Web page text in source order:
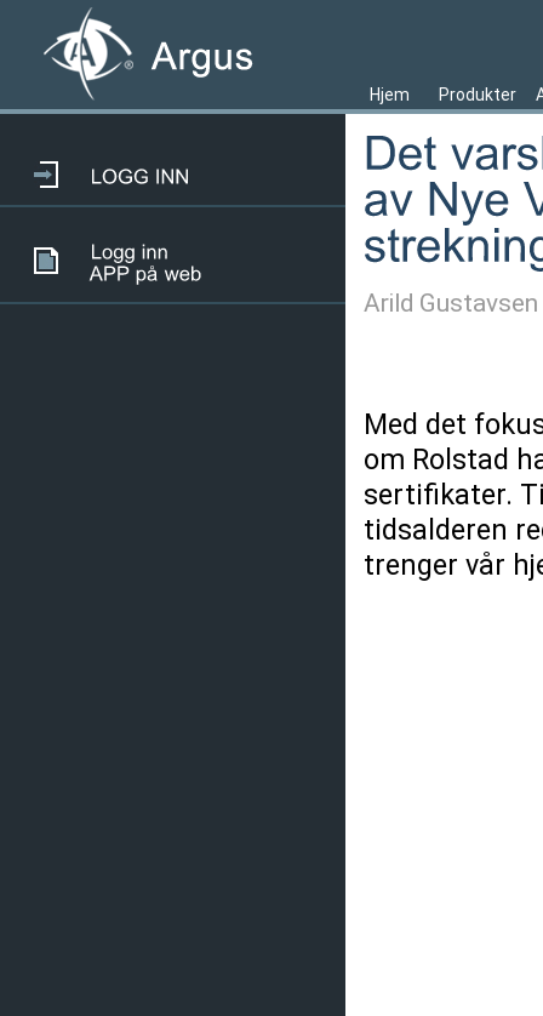
Hjem Produkter
Arild
Med det
om Rolstad
sertifikater.
tidsalderen
trenger vår